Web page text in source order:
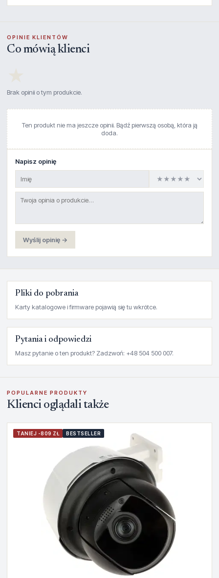
OPINIE KLIENTÓW
Co mówią klienci
Brak opinii o tym produkcie.
Ten produkt nie ma jeszcze opinii. Bądź pierwszą osobą, która ją
doda.
Napisz opinię
Wyślij opinię →
Pliki do pobrania
Karty katalogowe i firmware pojawią się tu wkrótce.
Pytania i odpowiedzi
Masz pytanie o ten produkt? Zadzwoń: +48 504 500 007.
POPULARNE PRODUKTY
Klienci oglądali także
TANIEJ -809 ZŁ BESTSELLER